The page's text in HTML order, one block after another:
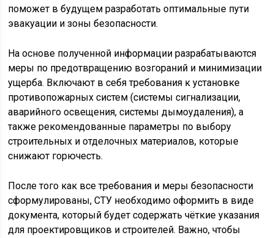
поможет в будущем разработать оптимальные пути
эвакуации и зоны безопасности.
На основе полученной информации разрабатываются
меры по предотвращению возгораний и минимизации
ущерба. Включают в себя требования к установке
противопожарных систем (системы сигнализации,
аварийного освещения, системы дымоудаления), а
также рекомендованные параметры по выбору
строительных и отделочных материалов, которые
снижают горючесть.
После того как все требования и меры безопасности
сформулированы, СТУ необходимо оформить в виде
документа, который будет содержать чёткие указания
для проектировщиков и строителей. Важно, чтобы